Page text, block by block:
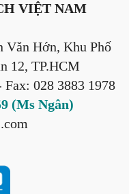
VIỆT NAM
Văn Hớn, Khu Phố
12, TP.HCM
Fax: 028 3883 1978
(Ms Ngân)